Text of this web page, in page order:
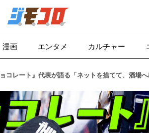
漫画 エンタメ カルチャー
コレート』代表が語る「ネットを捨てて、酒場へ